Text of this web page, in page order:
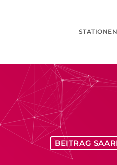
STATIONEN
BEITRAG